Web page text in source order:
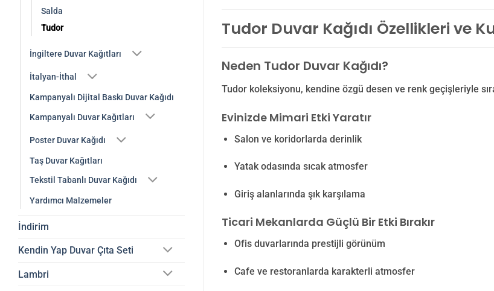
Salda
Tudor
İngiltere Duvar Kağıtları
İtalyan-İthal
Kampanyalı Dijital Baskı Duvar Kağıdı
Kampanyalı Duvar Kağıtları
Poster Duvar Kağıdı
Taş Duvar Kağıtları
Tekstil Tabanlı Duvar Kağıdı
Yardımcı Malzemeler
İndirim
Kendin Yap Duvar Çıta Seti
Lambri
Tudor Duvar Kağıdı Özellikleri ve
Neden Tudor Duvar Kağıdı?
Tudor koleksiyonu, kendine özgü desen ve renk geçişleriyle
Evinizde Mimari Etki Yaratır
Salon ve koridorlarda derinlik
Yatak odasında sıcak atmosfer
Giriş alanlarında şık karşılama
Ticari Mekanlarda Güçlü Bir Etki Bırakır
Ofis duvarlarında prestijli görünüm
Cafe ve restoranlarda karakterli atmosfer